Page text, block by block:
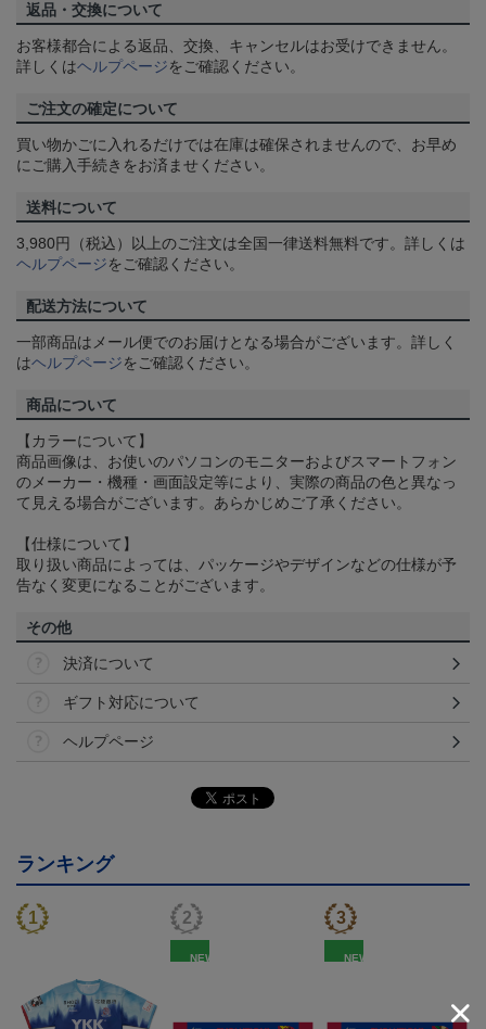
返品・交換について
お客様都合による返品、交換、キャンセルはお受けできません。
詳しくはヘルプページをご確認ください。
ご注文の確定について
買い物かごに入れるだけでは在庫は確保されませんので、お早め
にご購入手続きをお済ませください。
送料について
3,980円（税込）以上のご注文は全国一律送料無料です。詳しくは
ヘルプページをご確認ください。
配送方法について
一部商品はメール便でのお届けとなる場合がございます。詳しく
はヘルプページをご確認ください。
商品について
【カラーについて】
商品画像は、お使いのパソコンのモニターおよびスマートフォン
のメーカー・機種・画面設定等により、実際の商品の色と異なっ
て見える場合がございます。あらかじめご了承ください。
【仕様について】
取り扱い商品によっては、パッケージやデザインなどの仕様が予
告なく変更になることがございます。
その他
決済について
ギフト対応について
ヘルプページ
ランキング
NEW NEW